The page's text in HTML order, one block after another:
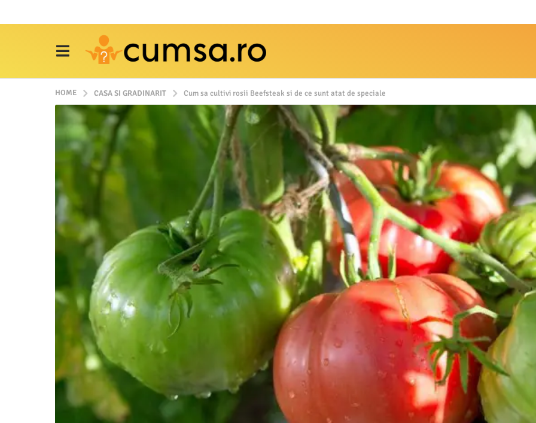
HOME CASA SI GRADINARIT Cum sa cultivi rosii Beefsteak si de ce sunt atat de speciale